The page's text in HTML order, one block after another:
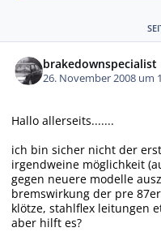
brakedownspecialist
26. November 2008 um
Hallo allerseits.......
ich bin sicher nicht der
irgendweine möglichkeit
gegen neuere modelle
bremswirkung der pre
klötze, stahlflex leitungen
aber hilft es?